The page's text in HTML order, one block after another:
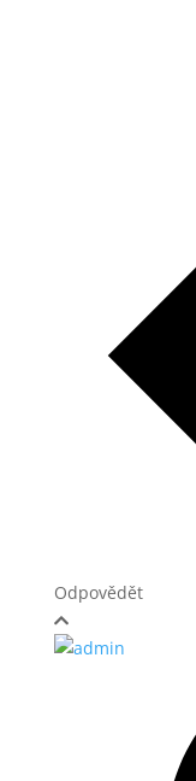
Odpovědět